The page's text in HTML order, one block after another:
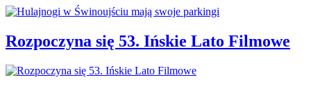
Rozpoczyna się 53. Ińskie Lato Filmowe